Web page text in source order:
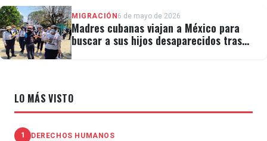
MIGRACIÓN6 de mayo de 2026
Madres cubanas viajan a México para
buscar a sus hijos desaparecidos tras
LO MÁS VISTO
1 DERECHOS HUMANOS